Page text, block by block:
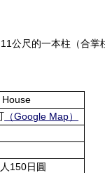
公尺的一本柱（合掌
（Google Map）
150日圓